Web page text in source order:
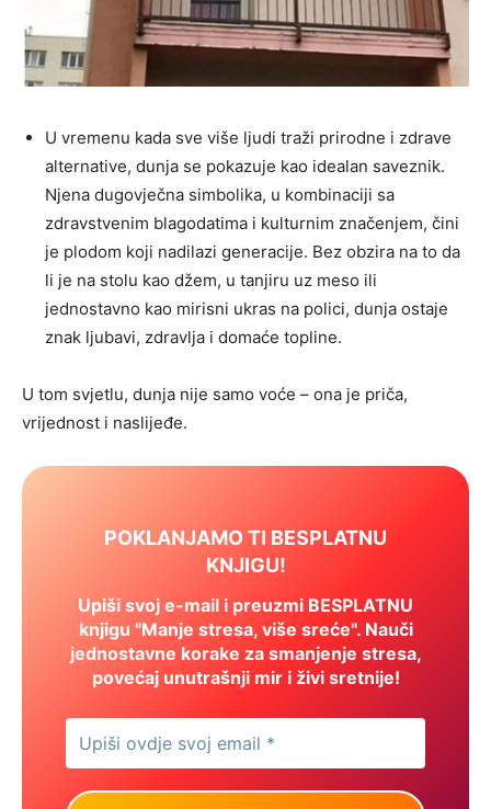
U vremenu kada sve više ljudi traži prirodne i zdrave
alternative, dunja se pokazuje kao idealan saveznik.
Njena dugovječna simbolika, u kombinaciji sa
zdravstvenim blagodatima i kulturnim značenjem, čini
je plodom koji nadilazi generacije. Bez obzira na to da
li je na stolu kao džem, u tanjiru uz meso ili
jednostavno kao mirisni ukras na polici, dunja ostaje
znak ljubavi, zdravlja i domaće topline.
U tom svjetlu, dunja nije samo voće – ona je priča,
vrijednost i naslijeđe.
POKLANJAMO TI BESPLATNU
KNJIGU!
Upiši svoj e-mail i preuzmi BESPLATNU
knjigu "Manje stresa, više sreće". Nauči
jednostavne korake za smanjenje stresa,
povećaj unutrašnji mir i živi sretnije!